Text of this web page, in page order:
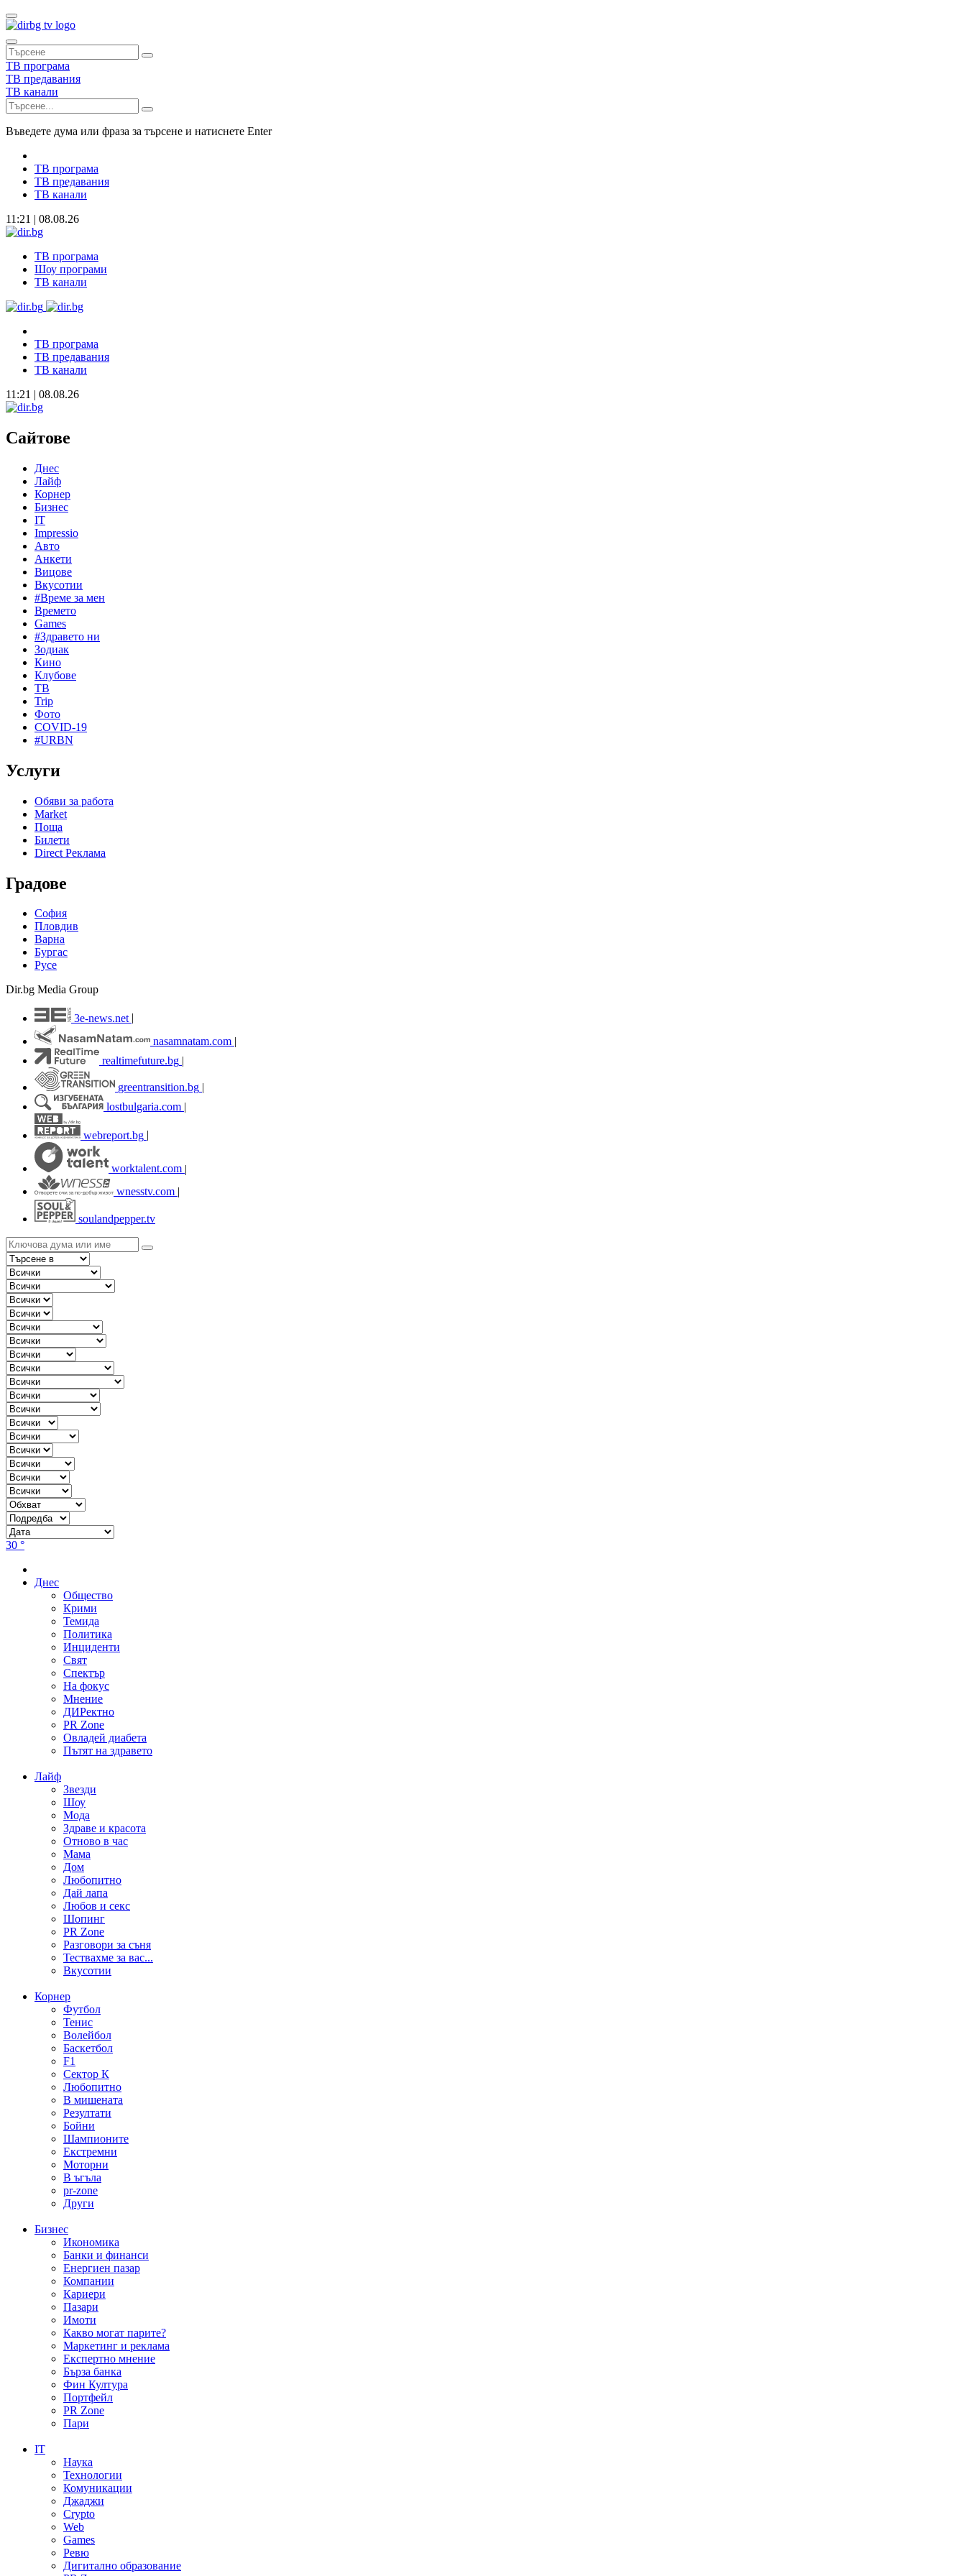
ТВ програма
ТВ предавания
ТВ канали
Въведете дума или фраза за търсене и натиснете Enter
ТВ програма
ТВ предавания
ТВ канали
11:21 | 08.08.26
ТВ програма
Шоу програми
ТВ канали
ТВ програма
ТВ предавания
ТВ канали
11:21 | 08.08.26
Сайтове
Днес
Лайф
Корнер
Бизнес
IT
Impressio
Авто
Анкети
Вицове
Вкусотии
#Време за мен
Времето
Games
#Здравето ни
Зодиак
Кино
Клубове
ТВ
Trip
Фото
COVID-19
#URBN
Услуги
Обяви за работа
Market
Поща
Билети
Direct Реклама
Градове
София
Пловдив
Варна
Бургас
Русе
Dir.bg Media Group
3e-news.net
nasamnatam.com |
realtimefuture.bg |
greentransition.bg |
lostbulgaria.com |
webreport.bg
worktalent.com |
wnesstv.com |
soulandpepper.tv
30 °
Днес
Общество
Крими
Темида
Политика
Инциденти
Свят
Спектър
На фокус
Мнение
ДИРектно
PR Zone
Овладей диабета
Пътят на здравето
Лайф
Звезди
Шоу
Мода
Здраве и красота
Отново в час
Мама
Дом
Любопитно
Дай лапа
Любов и секс
Шопинг
PR Zone
Разговори за съня
Тествахме за вас...
Вкусотии
Корнер
Футбол
Тенис
Волейбол
Баскетбол
F1
Сектор К
Любопитно
В мишената
Резултати
Бойни
Шампионите
Екстремни
Моторни
В ъгъла
pr-zone
Други
Бизнес
Икономика
Банки и финанси
Енергиен пазар
Компании
Кариери
Пазари
Имоти
Какво могат парите?
Маркетинг и реклама
Експертно мнение
Бърза банка
Фин Култура
Портфейл
PR Zone
Пари
IT
Наука
Технологии
Комуникации
Джаджи
Crypto
Web
Games
Ревю
Дигитално образование